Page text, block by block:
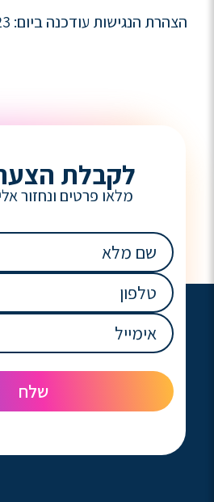
הצהרת הנגישות עודכנה ביום: 20.9.2023
לקבלת
מלאו פרטים ונחזור
שם
מלא
(חובה)
טלפון
(חובה)
אימייל
(חובה)